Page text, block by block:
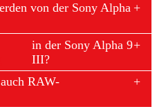
von der Sony Alpha
in der Sony Alpha 9
III?
RAW-